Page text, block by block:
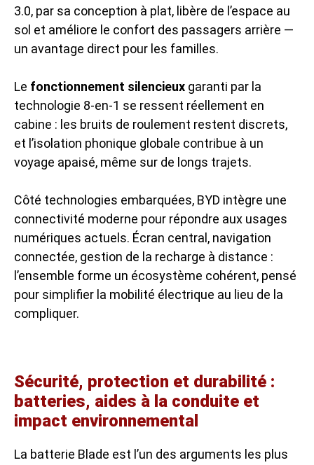
3.0, par sa conception à plat, libère de l’espace au
sol et améliore le confort des passagers arrière —
un avantage direct pour les familles.
Le fonctionnement silencieux garanti par la
technologie 8-en-1 se ressent réellement en
cabine : les bruits de roulement restent discrets,
et l’isolation phonique globale contribue à un
voyage apaisé, même sur de longs trajets.
Côté technologies embarquées, BYD intègre une
connectivité moderne pour répondre aux usages
numériques actuels. Écran central, navigation
connectée, gestion de la recharge à distance :
l’ensemble forme un écosystème cohérent, pensé
pour simplifier la mobilité électrique au lieu de la
compliquer.
Sécurité, protection et durabilité :
batteries, aides à la conduite et
impact environnemental
La batterie Blade est l’un des arguments les plus